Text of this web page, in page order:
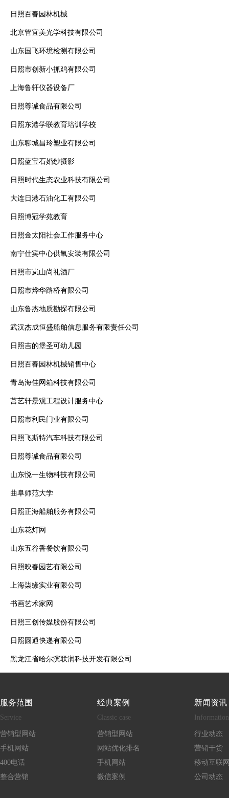
日照百春园林机械
北京管宜美光学科技有限公司
山东国飞环境检测有限公司
日照市创新小抓鸡有限公司
上海鲁轩仪器设备厂
日照尊诚食品有限公司
日照东港学联教育培训学校
山东聊城昌玲塑业有限公司
日照蓝宝石婚纱摄影
日照时代生态农业科技有限公司
大连日港石油化工有限公司
日照博冠学苑教育
日照金太阳社会工作服务中心
南宁仕宾中心供氧安装有限公司
日照市岚山尚礼酒厂
日照市烨华路桥有限公司
山东鲁杰地质勘探有限公司
武汉杰成恒盛船舶信息服务有限责任公司
日照吉的堡圣可幼儿园
日照百春园林机械销售中心
青岛海佳网箱科技有限公司
莒艺轩景观工程设计服务中心
日照市利民门业有限公司
日照飞斯特汽车科技有限公司
日照尊诚食品有限公司
山东悦一生物科技有限公司
曲阜师范大学
日照正海船舶服务有限公司
山东花灯网
山东五谷香餐饮有限公司
日照映春园艺有限公司
上海柒缘实业有限公司
书画艺术家网
日照三创传媒股份有限公司
日照圆通快递有限公司
黑龙江省哈尔滨联润科技开发有限公司
服务范围
Service
营销型网站
手机网站
400电话
整合营销
经典案例
Classic case
营销型网站
网站优化排名
手机网站
微信案例
新闻资讯
Information
行业动态
营销干货
移动互联
公司动态